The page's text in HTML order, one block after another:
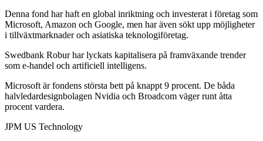
Denna fond har haft en global inriktning och investerat i företag som
Microsoft, Amazon och Google, men har även sökt upp möjligheter
i tillväxtmarknader och asiatiska teknologiföretag.
Swedbank Robur har lyckats kapitalisera på framväxande trender
som e-handel och artificiell intelligens.
Microsoft är fondens största bett på knappt 9 procent. De båda
halvledardesignbolagen Nvidia och Broadcom väger runt åtta
procent vardera.
JPM US Technology